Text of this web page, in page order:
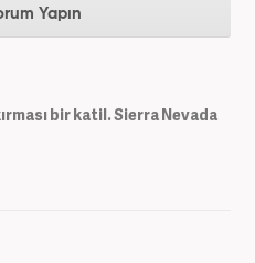
Yapın
bir katil. Sierra Nevada